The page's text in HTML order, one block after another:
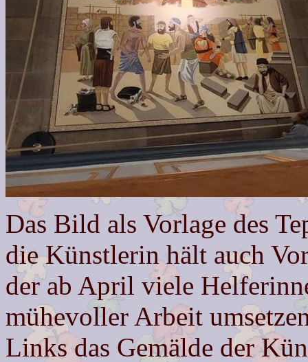
Das Bild als Vorlage des
die Künstlerin hält auch
der ab April viele
mühevoller Arbeit
Links das Gemälde der